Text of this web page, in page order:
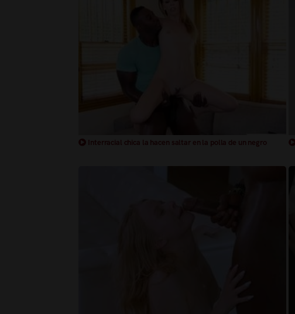
Interracial chica la hacen saltar en la polla de un negro